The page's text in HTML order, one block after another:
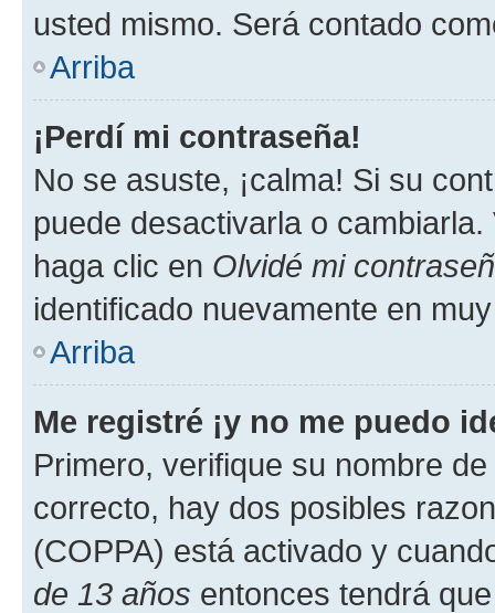
usted mismo. Será contado
Arriba
¡Perdí mi contraseña!
No se asuste, ¡calma! Si su
puede desactivarla o
haga clic en Olvidé mi
identificado nuevamente en
Arriba
Me registré ¡y no me puedo
Primero, verifique su nombre
correcto, hay dos posibles
(COPPA) está activado y
de 13 años entonces tendrá